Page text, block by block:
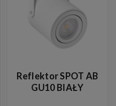
Reflektor SPOT AB
GU10 BIAŁY